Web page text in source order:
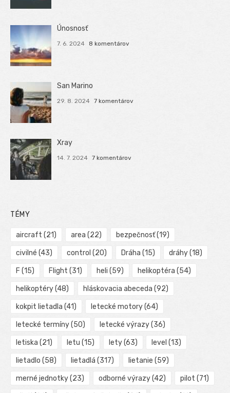
Únosnosť
7. 6. 2024 8 komentárov
San Marino
29. 8. 2024 7 komentárov
Xray
14. 7. 2024 7 komentárov
TÉMY
aircraft (21) area (22) bezpečnosť(19)
civilné (43) control (20) Dráha (15) dráhy(18)
F (15) Flight (31) heli (59) helikoptéra (54)
helikoptéry(48) hláskovacia abeceda (92)
kokpit lietadla (41) letecké motory(64)
letecké termíny(50) letecké výrazy(36)
letiska (21) letu (15) lety(63) level (13)
lietadlo (58) lietadlá (317) lietanie (59)
merné jednotky(23) odborné výrazy(42) pilot (71)